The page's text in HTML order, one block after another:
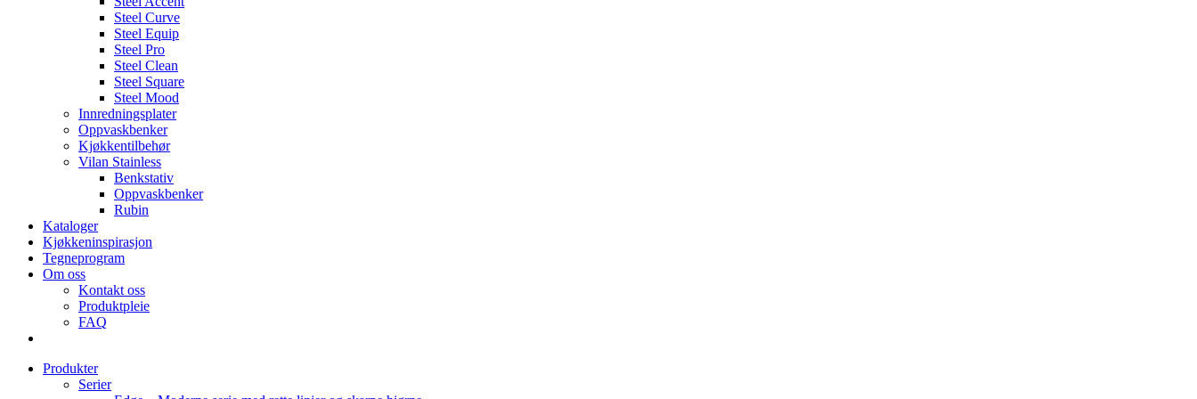
Steel Curve
Steel Equip
Steel Pro
Steel Clean
Steel Square
Steel Mood
Innredningsplater
Oppvaskbenker
Kjøkkentilbehør
Vilan Stainless
Benkstativ
Oppvaskbenker
Rubin
Kataloger
Kjøkkeninspirasjon
Tegneprogram
Om oss
Kontakt oss
Produktpleie
FAQ
Produkter
Serier